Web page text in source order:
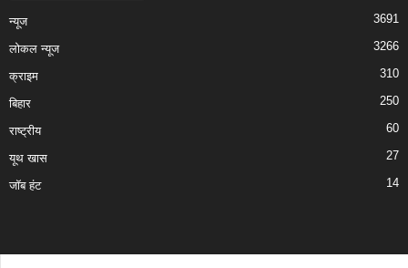
न्यूज 3691
लोकल न्यूज 3266
क्राइम 310
बिहार 250
राष्ट्रीय 60
यूथ खास 27
जॉब हंट 14